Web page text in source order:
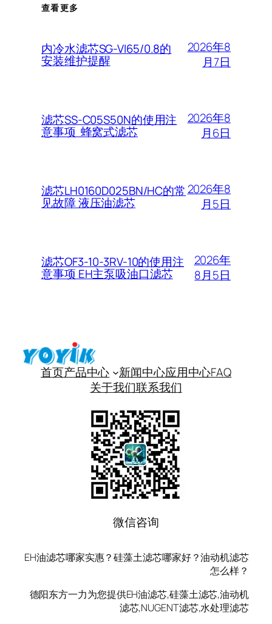
查看更多
内冷水滤芯SG-VI65/0.8的
安装维护提醒
2026年8
月7日
滤芯SS-C05S50N的使用注
意事项 蜂窝式滤芯
2026年8
月6日
滤芯LH0160D025BN/HC的常
见故障 液压油滤芯
2026年8
月5日
滤芯OF3-10-3RV-10的使用注
意事项 EH主泵吸油口滤芯
2026年
8月5日
首页产品中心 新闻中心应用中心FAQ
关于我们联系我们
微信咨询
EH油滤芯哪家实惠？硅藻土滤芯哪家好？油动机滤芯
怎么样？
德阳东方一力为您提供EH油滤芯,硅藻土滤芯,油动机
滤芯,NUGENT滤芯,水处理滤芯